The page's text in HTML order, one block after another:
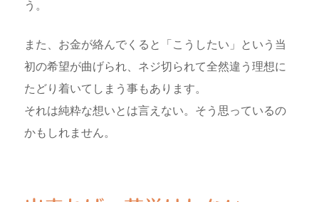
う。
また、お金が絡んでくると「こうしたい」という当
初の希望が曲げられ、ネジ切られて全然違う理想に
たどり着いてしまう事もあります。
それは純粋な想いとは言えない。そう思っているの
かもしれません。